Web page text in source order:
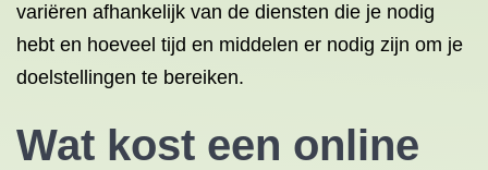
variëren afhankelijk van de diensten die je nodig
hebt en hoeveel tijd en middelen er nodig zijn om je
doelstellingen te bereiken.
Wat kost een online